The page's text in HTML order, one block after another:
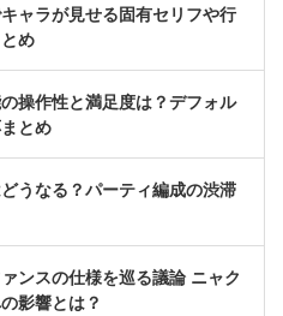
ャラが見せる固有セリフや行
め
操作性と満足度は？デフォル
とめ
うなる？パーティ編成の渋滞
ンスの仕様を巡る議論 ニャク
影響とは？